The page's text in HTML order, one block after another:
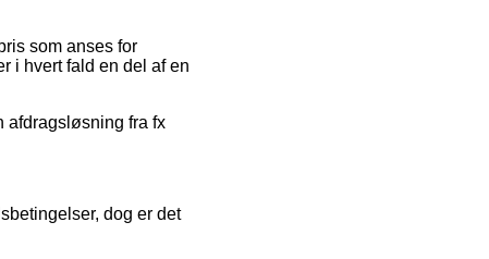
som anses for
i hvert fald en del af en
afdragsløsning fra fx
dog er det